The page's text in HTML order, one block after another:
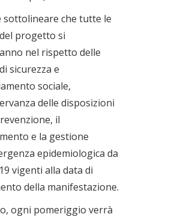
sottolineare che tutte le
progetto si
nel rispetto delle
sicurezza e
sociale,
delle disposizioni
il
e la gestione
epidemiologica da
vigenti alla data di
della manifestazione.
ogni pomeriggio verrà